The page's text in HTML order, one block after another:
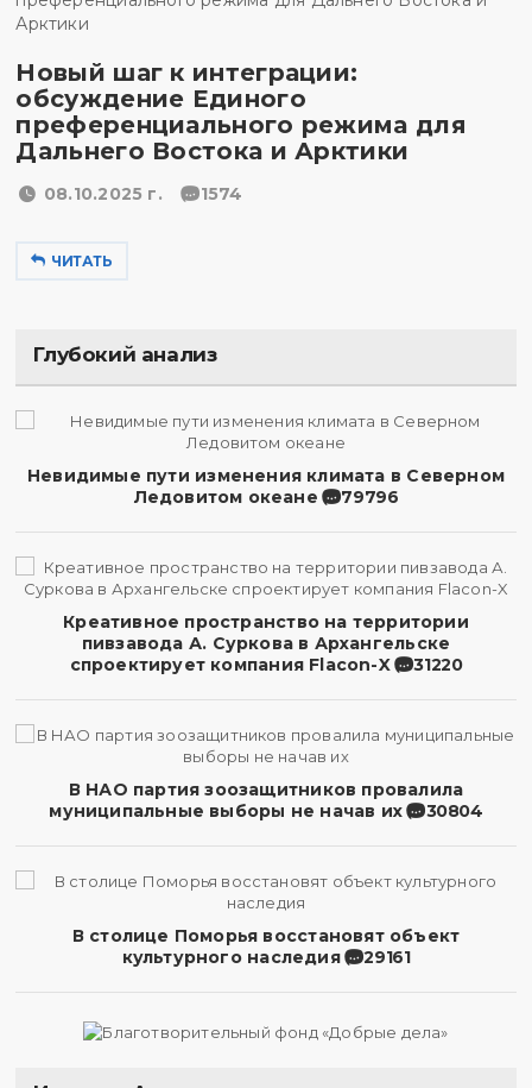
Новый шаг к интеграции:
обсуждение Единого
преференциального режима для
Дальнего Востока и Арктики
08.10.2025 г. 1574
ЧИТАТЬ
Глубокий анализ
Невидимые пути изменения климата в Северном
Ледовитом океане
79796
Креативное пространство на территории
пивзавода А. Суркова в Архангельске
спроектирует компания Flacon-X
31220
В НАО партия зоозащитников провалила
муниципальные выборы не начав их
30804
В столице Поморья восстановят объект
культурного наследия
29161